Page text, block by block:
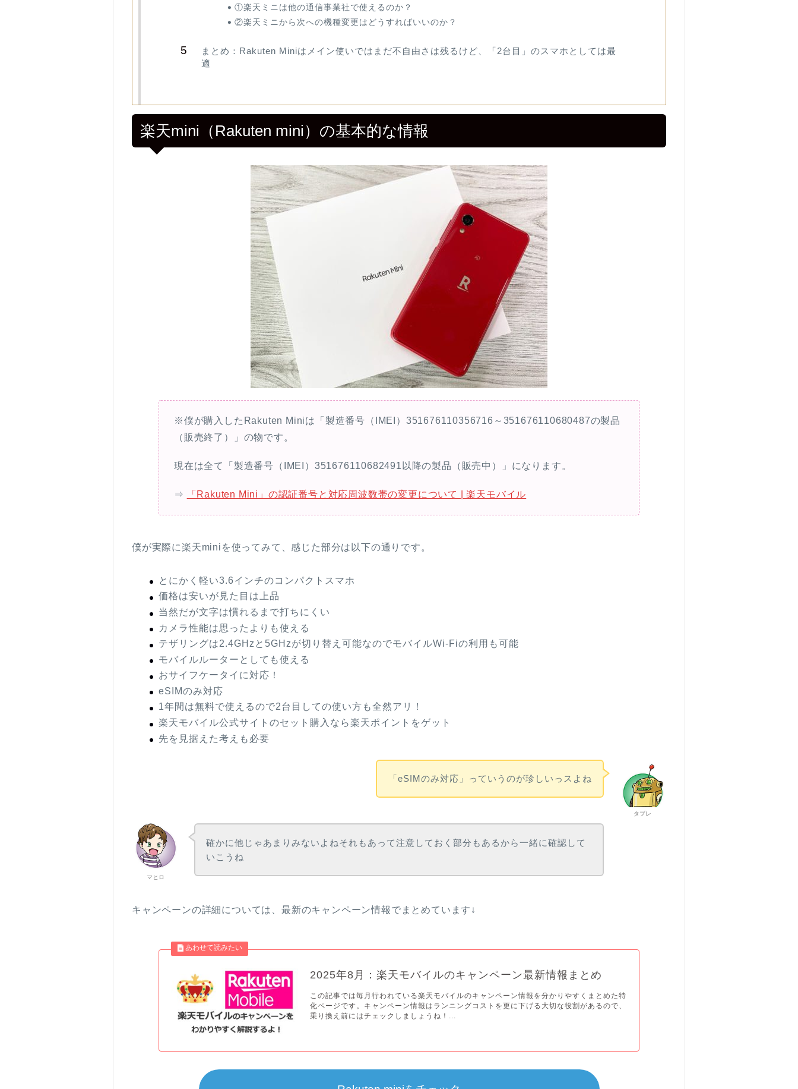
①楽天ミニは他の通信事業社で使えるのか？
②楽天ミニから次への機種変更はどうすればいいのか？
まとめ：Rakuten Miniはメイン使いではまだ不自由さは残るけど、「2台目」のスマホとしては最
適
楽天mini（Rakuten mini）の基本的な情報
※僕が購入したRakuten Miniは「製造番号（IMEI）351676110356716～351676110680487の製品
（販売終了）」の物です。
現在は全て「製造番号（IMEI）351676110682491以降の製品（販売中）」になります。
⇒ 「Rakuten Mini」の認証番号と対応周波数帯の変更について | 楽天モバイル
僕が実際に楽天miniを使ってみて、感じた部分は以下の通りです。
とにかく軽い3.6インチのコンパクトスマホ
価格は安いが見た目は上品
当然だが文字は慣れるまで打ちにくい
カメラ性能は思ったよりも使える
テザリングは2.4GHzと5GHzが切り替え可能なのでモバイルWi-Fiの利用も可能
モバイルルーターとしても使える
おサイフケータイに対応！
eSIMのみ対応
1年間は無料で使えるので2台目しての使い方も全然アリ！
楽天モバイル公式サイトのセット購入なら楽天ポイントをゲット
先を見据えた考えも必要
タブレ
「eSIMのみ対応」っていうのが珍しいっスよね
マヒロ
確かに他じゃあまりみないよねそれもあって注意しておく部分もあるから一緒に確認して
いこうね
キャンペーンの詳細については、最新のキャンペーン情報でまとめています↓
2025年8月：楽天モバイルのキャンペーン最新情報まとめ
この記事では毎月行われている楽天モバイルのキャンペーン情報を分かりやすくまとめた特
化ページです。キャンペーン情報はランニングコストを更に下げる大切な役割があるので、
乗り換え前にはチェックしましょうね！...